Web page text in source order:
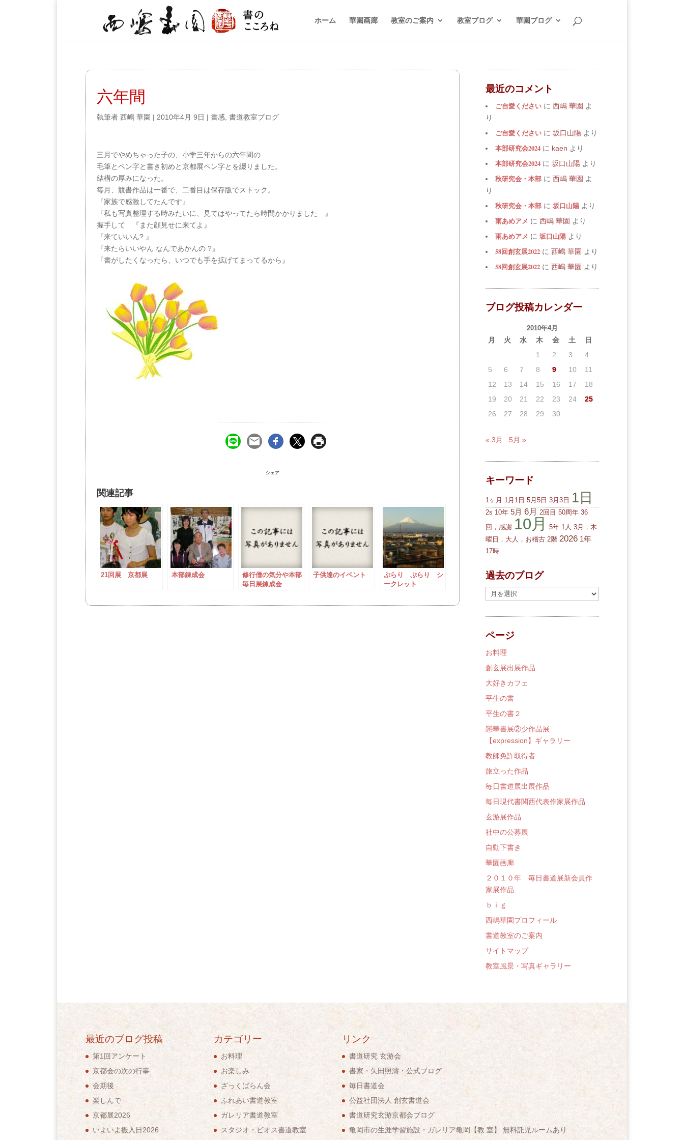
ホーム 華園画廊 教室のご案内 教室ブログ 華園ブログ
六年間
執筆者 西嶋 華園 | 2010年4月 9日 | 書感 書道教室ブログ
三月でやめちゃった子の、小学三年からの六年間の
毛筆とペン字と書き初めと京都展ペン字とを綴りました。
結構の厚みになった。
毎月、競書作品は一番で、二番目は保存版でストック。
『家族で感激してたんです』
『私も写真整理する時みたいに、見てはやってたら時間かかりました 』
握手して 『また顔見せに来てよ』
『来ていいん? 』
『来たらいいやん なんであかんの ?』
『書がしたくなったら、いつでも手を拡げてまってるから』
シェア
関連記事
21回展 京都展 本部錬成会
修行僧の気分や本部
毎日展錬成会
子供達のイベント
ぷらり ぷらり シ
ークレット
最近のコメント
ご自愛ください に 西嶋 華園 よ
り
ご自愛ください に 坂口山陽 より
本部研究会2024 に kaen より
本部研究会2024 に 坂口山陽 より
秋研究会・本部 に 西嶋 華園 よ
り
秋研究会・本部 に 坂口山陽 より
雨あめアメ に 西嶋 華園 より
雨あめアメ に 坂口山陽 より
58回創玄展2022 に 西嶋 華園 より
58回創玄展2022 に 西嶋 華園 より
ブログ投稿カレンダー
2010年4月
月 火 水 木 金 土
日
1
2 3
4
5
6 7 8 9 10
11
12
13 14 15 16 17
18
19
20 21 22 23 24
25
26
27 28 29 30
« 3月 5月 »
キーワード
1ヶ月 1月1日 5月5日 3月3日 1日
2s 10年 5月 6月 2回目 50周年 36
回，感謝 10月 5年 1人 3月，木
曜日，大人，お稽古 2階 2026 1年
17時
過去のブログ
去
の
ロ
グ
ページ
お料理
創玄展出展作品
大好きカフェ
平生の書
平生の書２
戀華書展②少作品展
【expression】ギャラリー
教師免許取得者
旅立った作品
毎日書道展出展作品
毎日現代書関西代表作家展作品
玄游展作品
社中の公募展
自動下書き
華園画廊
２０１０年 毎日書道展新会員作
家展作品
ｂｉｇ
西嶋華園プロフィール
書道教室のご案内
サイトマップ
教室風景・写真ギャラリー
最近のブログ投稿
第1回アンケート
京都会の次の行事
会期後
楽しんで
京都展2026
いよいよ搬入日2026
カテゴリー
お料理
お楽しみ
ざっくばらん会
ふれあい書道教室
ガレリア書道教室
スタジオ・ビオス書道教室
リンク
書道研究 玄游会
書家・矢田照濤・公式ブログ
毎日書道会
公益社団法人 創玄書道会
書道研究玄游京都会ブログ
亀岡市の生涯学習施設・ガレリア亀岡【教 室】 無料託児ルームあり